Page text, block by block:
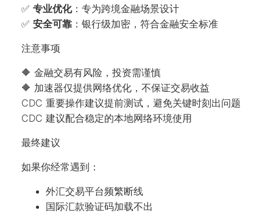
✅ 专业优化：专为跨境金融场景设计
✅ 安全可靠 ：银行级加密，符合金融安全标准
注意事项
🔶 金融交易有风险，投资需谨慎
🔶 加速器仅提供网络优化，不保证交易收益
CDC 重要操作建议提前测试，避免关键时刻出问题
CDC 建议配合稳定的本地网络环境使用
最终建议
如果你经常遇到：
外汇交易平台频繁断线
国际汇款验证码加载不出